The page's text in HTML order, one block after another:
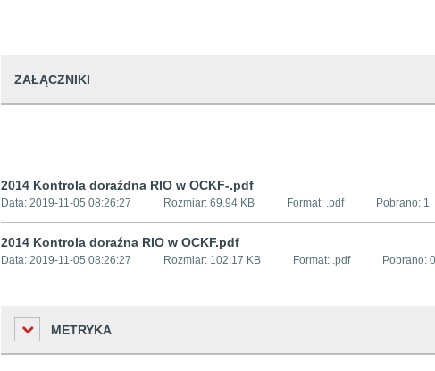
ZAŁĄCZNIKI
2014 Kontrola doraźdna RIO w OCKF-.pdf
Data: 2019-11-05 08:26:27 Rozmiar: 69.94 KB Format: .pdf Pobrano: 1
2014 Kontrola doraźna RIO w OCKF.pdf
Data: 2019-11-05 08:26:27 Rozmiar: 102.17 KB Format: .pdf Pobrano: 0
METRYKA